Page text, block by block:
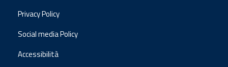
Privacy Policy
Social media Policy
Accessibilità